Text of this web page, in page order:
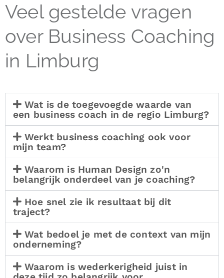
Veel gestelde vragen
over Business Coaching
in Limburg
Wat is de toegevoegde waarde van
een business coach in de regio Limburg?
Werkt business coaching ook voor
mijn team?
Waarom is Human Design zo'n
belangrijk onderdeel van je coaching?
Hoe snel zie ik resultaat bij dit
traject?
Wat bedoel je met de context van mijn
onderneming?
Waarom is wederkerigheid juist in